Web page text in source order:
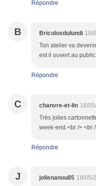
Répondre
B Bricolosdulundi 18/
Ton atelier va
est il ouvert au public
Répondre
C chanvre-et-lin 18/
Très jolies
week-end.<br /> <br
Répondre
J jolienanou85 18/05/